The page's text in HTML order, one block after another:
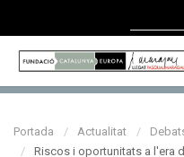
Portada Actualitat
Riscos i oportunitats a l'era